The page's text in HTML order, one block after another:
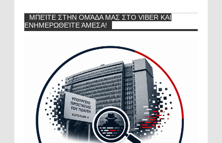
ΜΠΕΊΤΕ ΣΤΗΝ ΟΜΆΔΑ ΜΑΣ ΣΤΟ VIBER ΚΑΙ
ΕΝΗΜΕΡΩΘΕΊΤΕ ΆΜΕΣΑ!